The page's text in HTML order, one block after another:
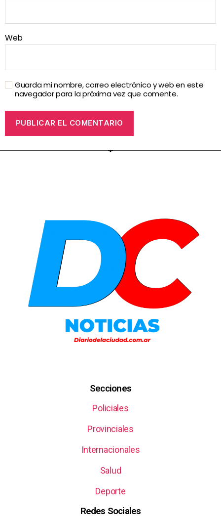
Web
Guarda mi nombre, correo electrónico y web en este
navegador para la próxima vez que comente.
Secciones
Policiales
Provinciales
Internacionales
Salud
Deporte
Redes Sociales